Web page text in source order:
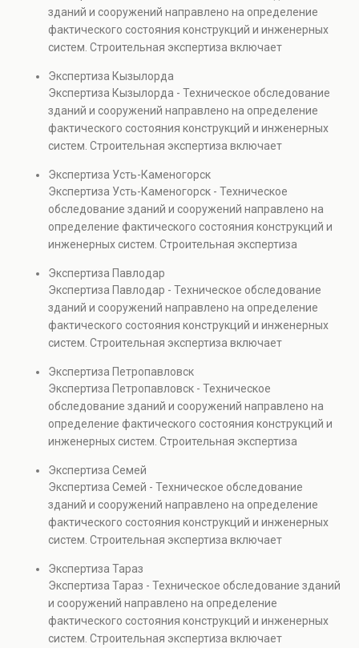
капитальном ремонте и реконструкции объектов, а
также при судебных разбирательствах и технических
проверках.
зданий и сооружений направлено на определение
фактического состояния конструкций и инженерных
систем. Строительная экспертиза включает
элементов и оценку эксплуатационной безопасности.
Услуга востребована при покупке недвижимости,
капитальном ремонте и реконструкции объектов, а
также при судебных разбирательствах и технических
проверках.
Экспертиза Кызылорда
Экспертиза Кызылорда - Техническое обследование
зданий и сооружений направлено на определение
фактического состояния конструкций и инженерных
систем. Строительная экспертиза включает
элементов и оценку эксплуатационной безопасности.
Услуга востребована при покупке недвижимости,
капитальном ремонте и реконструкции объектов, а
также при судебных разбирательствах и технических
проверках.
Экспертиза Усть-Каменогорск
Экспертиза Усть-Каменогорск - Техническое
обследование зданий и сооружений направлено на
определение фактического состояния конструкций и
инженерных систем. Строительная экспертиза
прочности элементов и оценку эксплуатационной
безопасности. Услуга востребована при покупке
недвижимости, капитальном ремонте и реконструкции
объектов, а также при судебных разбирательствах и
технических проверках.
Экспертиза Павлодар
Экспертиза Павлодар - Техническое обследование
зданий и сооружений направлено на определение
фактического состояния конструкций и инженерных
систем. Строительная экспертиза включает
элементов и оценку эксплуатационной безопасности.
Услуга востребована при покупке недвижимости,
капитальном ремонте и реконструкции объектов, а
также при судебных разбирательствах и технических
проверках.
Экспертиза Петропавловск
Экспертиза Петропавловск - Техническое
обследование зданий и сооружений направлено на
определение фактического состояния конструкций и
инженерных систем. Строительная экспертиза
прочности элементов и оценку эксплуатационной
безопасности. Услуга востребована при покупке
недвижимости, капитальном ремонте и реконструкции
объектов, а также при судебных разбирательствах и
технических проверках.
Экспертиза Семей
Экспертиза Семей - Техническое обследование
зданий и сооружений направлено на определение
фактического состояния конструкций и инженерных
систем. Строительная экспертиза включает
элементов и оценку эксплуатационной безопасности.
Услуга востребована при покупке недвижимости,
капитальном ремонте и реконструкции объектов, а
также при судебных разбирательствах и технических
Экспертиза Тараз
Экспертиза Тараз - Техническое обследование зданий
и сооружений направлено на определение
фактического состояния конструкций и инженерных
систем. Строительная экспертиза включает